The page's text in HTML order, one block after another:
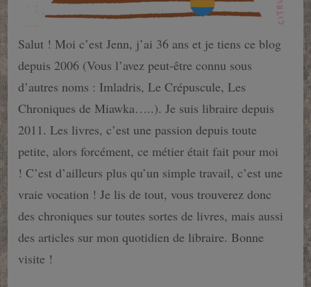
Salut ! Moi c’est Jenn, j’ai 36 ans et je tiens ce blog
depuis 2006 (Vous l’avez peut-être connu sous
d’autres noms : Imladris, Le Crépuscule, Les
Chroniques de Miawka…..). Je suis libraire depuis
2011. Les livres, c’est une passion depuis toute
petite, alors forcément, ce métier était fait pour moi
! C’est d’ailleurs plus qu’un simple travail, c’est une
vraie vocation ! Je lis de tout, vous trouverez donc
des chroniques sur toutes sortes de livres, mais aussi
des articles sur mon quotidien de libraire. Bonne
visite !